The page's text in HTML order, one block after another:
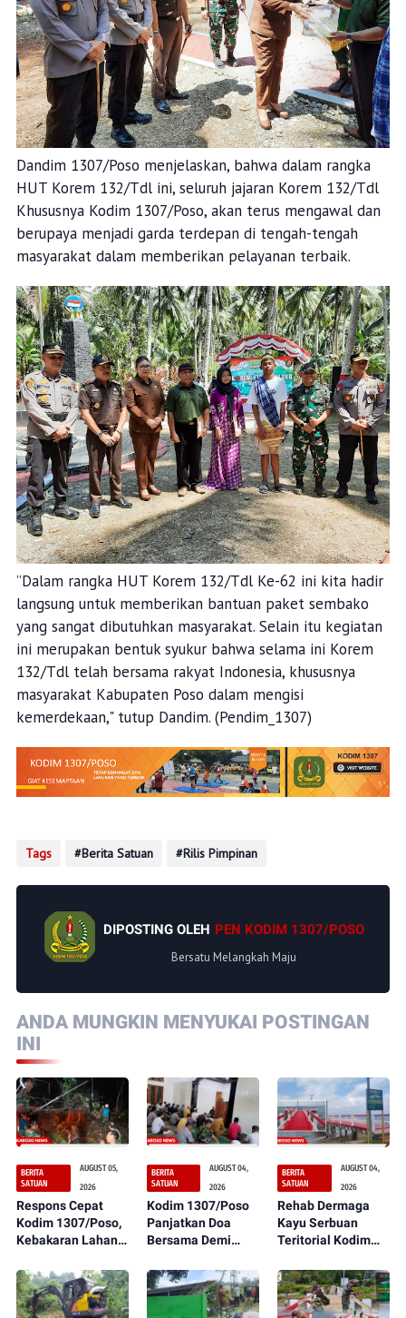
Dandim 1307/Poso menjelaskan, bahwa dalam rangka
HUT Korem 132/Tdl ini, seluruh jajaran Korem 132/Tdl
Khususnya Kodim 1307/Poso, akan terus mengawal dan
berupaya menjadi garda terdepan di tengah-tengah
masyarakat dalam memberikan pelayanan terbaik.
”Dalam rangka HUT Korem 132/Tdl Ke-62 ini kita hadir
langsung untuk memberikan bantuan paket sembako
yang sangat dibutuhkan masyarakat. Selain itu kegiatan
ini merupakan bentuk syukur bahwa selama ini Korem
132/Tdl telah bersama rakyat Indonesia, khususnya
masyarakat Kabupaten Poso dalam mengisi
kemerdekaan," tutup Dandim. (Pendim_1307)
Tags Berita Satuan Rilis Pimpinan
DIPOSTING OLEH PEN KODIM 1307/POSO
Bersatu Melangkah Maju
ANDA MUNGKIN MENYUKAI POSTINGAN
INI
BERITA
SATUAN
AUGUST 05,
2026
Respons Cepat
Kodim 1307/Poso,
Kebakaran Lahan
Warga Berhasil
Dipadamkan
BERITA
SATUAN
AUGUST 04,
2026
Kodim 1307/Poso
Panjatkan Doa
Bersama Demi
TNI Terintegrasi TA
2026
BERITA
SATUAN
AUGUST 04,
2026
Rehab Dermaga
Kayu Serbuan
Teritorial Kodim
Rampung 100
Persen,
Manfaatnya